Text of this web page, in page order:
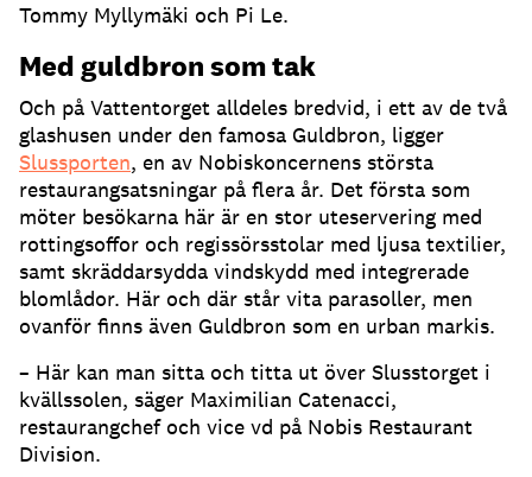
Tommy Myllymäki och Pi Le.
Med guldbron som tak
Och på Vattentorget alldeles bredvid, i ett av de två
glashusen under den famosa Guldbron, ligger
Slussporten, en av Nobiskoncernens största
restaurangsatsningar på flera år. Det första som
möter besökarna här är en stor uteservering med
rottingsoffor och regissörsstolar med ljusa textilier,
samt skräddarsydda vindskydd med integrerade
blomlådor. Här och där står vita parasoller, men
ovanför finns även Guldbron som en urban markis.
– Här kan man sitta och titta ut över Slusstorget i
kvällssolen, säger Maximilian Catenacci,
restaurangchef och vice vd på Nobis Restaurant
Division.